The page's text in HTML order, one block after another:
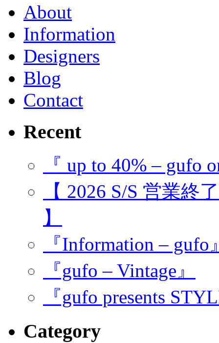
About
Information
Designers
Blog
Contact
Recent
『 up to 40% – gufo
【 2026 S/S 営業終
】
『Information – gufo
『gufo – Vintage』
『gufo presents
Category